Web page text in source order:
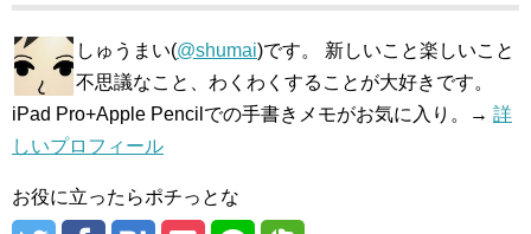
しゅうまい(@shumai)です。 新しいこと楽しいこと
不思議なこと、わくわくすることが大好きです。
iPad Pro+Apple Pencilでの手書きメモがお気に入り。→ 詳
しいプロフィール
お役に立ったらポチっとな